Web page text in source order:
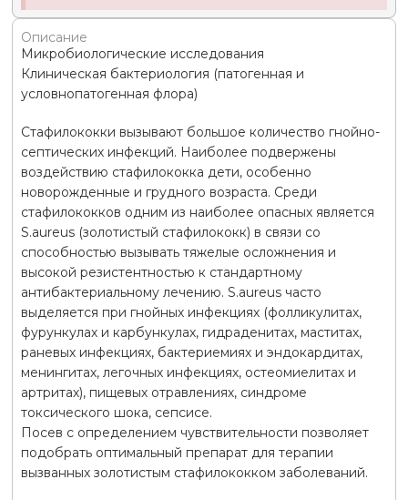
Описание
Микробиологические исследования
Клиническая бактериология (патогенная и
условнопатогенная флора)
Стафилококки вызывают большое количество гнойно-
септических инфекций. Наиболее подвержены
воздействию стафилококка дети, особенно
новорожденные и грудного возраста. Среди
стафилококков одним из наиболее опасных является
S.aureus (золотистый стафилококк) в связи со
способностью вызывать тяжелые осложнения и
высокой резистентностью к стандартному
антибактериальному лечению. S.aureus часто
выделяется при гнойных инфекциях (фолликулитах,
фурункулах и карбункулах, гидраденитах, маститах,
раневых инфекциях, бактериемиях и эндокардитах,
менингитах, легочных инфекциях, остеомиелитах и
артритах), пищевых отравлениях, синдроме
токсического шока, сепсисе.
Посев с определением чувствительности позволяет
подобрать оптимальный препарат для терапии
вызванных золотистым стафилококком заболеваний.